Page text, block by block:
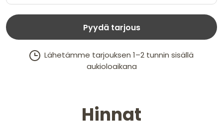
Pyydä tarjous
Lähetämme tarjouksen 1–2 tunnin sisällä
aukioloaikana
Hinnat